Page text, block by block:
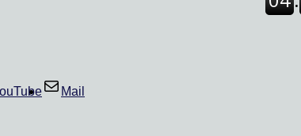
Mail